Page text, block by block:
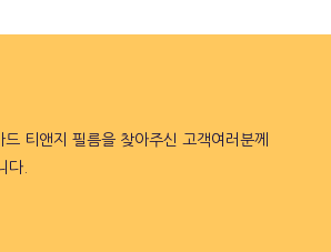
티앤지 필름을 찾아주신 고객여러분께
다.